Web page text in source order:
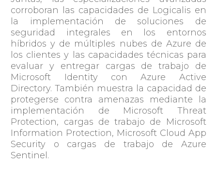
corroboran las capacidades de Logicalis en
la implementación de soluciones de
seguridad integrales en los entornos
híbridos y de múltiples nubes de Azure de
los clientes y las capacidades técnicas para
evaluar y entregar cargas de trabajo de
Microsoft Identity con Azure Active
Directory. También muestra la capacidad de
protegerse contra amenazas mediante la
implementación de Microsoft Threat
Protection, cargas de trabajo de Microsoft
Information Protection, Microsoft Cloud App
Security o cargas de trabajo de Azure
Sentinel.